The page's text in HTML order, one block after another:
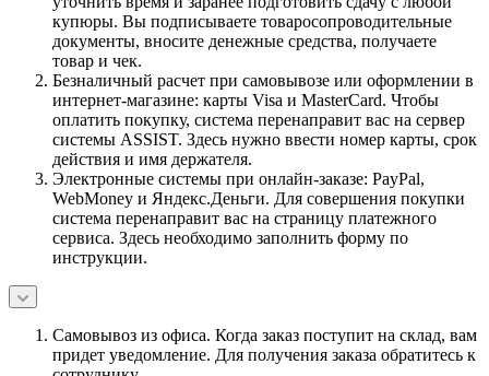
купюры. Вы подписываете товаросопроводительные
документы, вносите денежные средства, получаете
товар и чек.
Безналичный расчет при самовывозе или оформлении в
интернет-магазине: карты Visa и MasterCard. Чтобы
оплатить покупку, система перенаправит вас на сервер
системы ASSIST. Здесь нужно ввести номер карты, срок
действия и имя держателя.
Электронные системы при онлайн-заказе: PayPal,
WebMoney и Яндекс.Деньги. Для совершения покупки
система перенаправит вас на страницу платежного
сервиса. Здесь необходимо заполнить форму по
инструкции.
Самовывоз из офиса. Когда заказ поступит на склад, вам
придет уведомление. Для получения заказа обратитесь к